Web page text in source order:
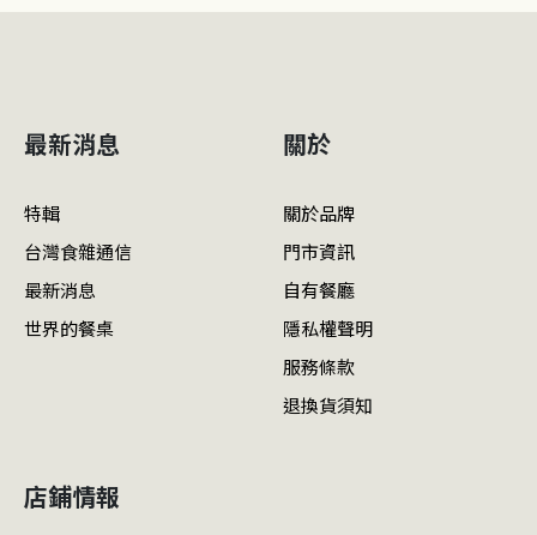
最新消息
特輯
台灣食雜通信
最新消息
世界的餐桌
關於
關於品牌
門市資訊
自有餐廳
隱私權聲明
服務條款
退換貨須知
店鋪情報